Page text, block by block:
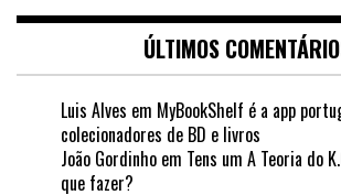
ÚLTIMOS
Luis Alves em MyBookShelf é a app
colecionadores de BD e livros
João Gordinho em Tens um A Teoria do
que fazer?